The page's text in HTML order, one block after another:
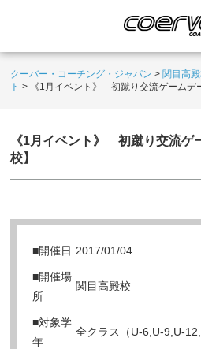
クーバー・コーチング・ジャパン > 関目高
ト > 《1月イベント》 初蹴り交流ゲーム
《1月イベント》 初蹴り交流
校】
■開催日 2017/01/04
■開催場
所
関目高殿校
■対象学
年
全クラス（U-6,U-9,U-